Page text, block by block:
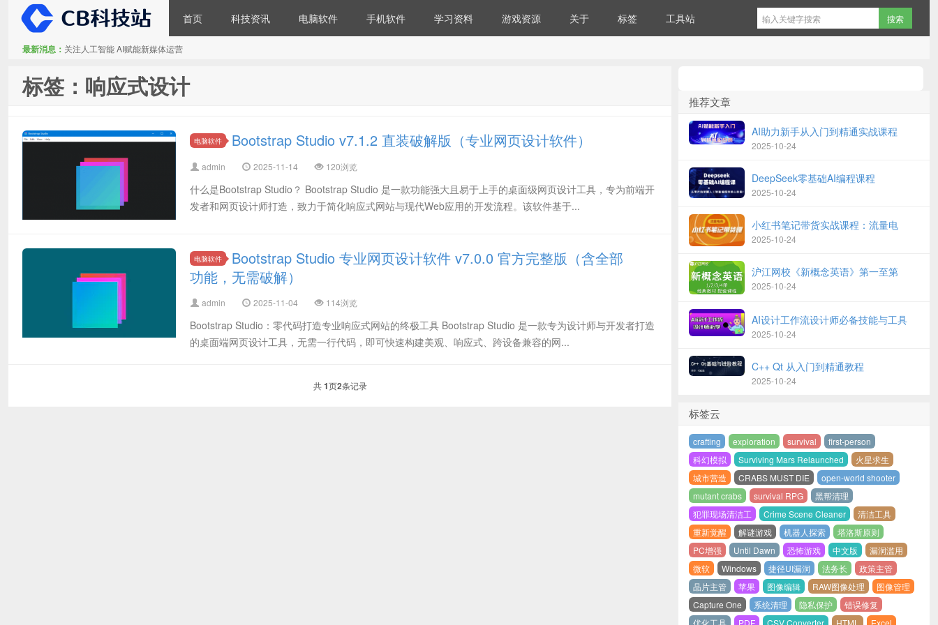
CB科技站
首页 科技资讯 电脑软件 手机软件 学习资料 游戏资源 关于 标签 工具站
最新消息： 关注人工智能 AI赋能新媒体运营
标签：响应式设计
电脑软件 Bootstrap Studio v7.1.2 直装破解版（专业网页设计软件）
admin 2025-11-14 120浏览
什么是Bootstrap Studio？ Bootstrap Studio 是一款功能强大且易于上手的桌面级网页设计工具，专为前端开
发者和网页设计师打造，致力于简化响应式网站与现代Web应用的开发流程。该软件基于...
电脑软件
Bootstrap Studio 专业网页设计软件 v7.0.0 官方完整版（含全部
功能，无需破解）
admin 2025-11-04 114浏览
Bootstrap Studio：零代码打造专业响应式网站的终极工具 Bootstrap Studio 是一款专为设计师与开发者打造
的桌面端网页设计工具，无需一行代码，即可快速构建美观、响应式、跨设备兼容的网...
共1页2条记录
推荐文章
AI助力新手从入门到精通实战课程
2025-10-24
DeepSeek零基础AI编程课程
2025-10-24
小红书笔记带货实战课程：流量电
2025-10-24
沪江网校《新概念英语》第一至第
2025-10-24
AI设计工作流设计师必备技能与工具
2025-10-24
C++ Qt 从入门到精通教程
2025-10-24
标签云
crafting exploration survival
first-person
科幻模拟
Surviving Mars Relaunched
火星求生
城市营造
CRABS MUST DIE
open-world shooter
mutant crabs
survival RPG
黑帮清理
犯罪现场清洁工
Crime Scene Cleaner
清洁工具
重新觉醒
解谜游戏 机器人探索
塔洛斯原则
PC增强
Until Dawn 恐怖游戏 中文版
漏洞滥用
微软
Windows 捷径UI漏洞 法务长
政策主管
晶片主管
苹果 图像编辑 RAW图像处理
图像管理
Capture One
系统清理 隐私保护
错误修复